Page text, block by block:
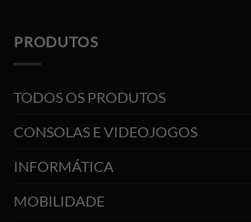
PRODUTOS
TODOS OS PRODUTOS
CONSOLAS E VIDEOJOGOS
INFORMÁTICA
MOBILIDADE